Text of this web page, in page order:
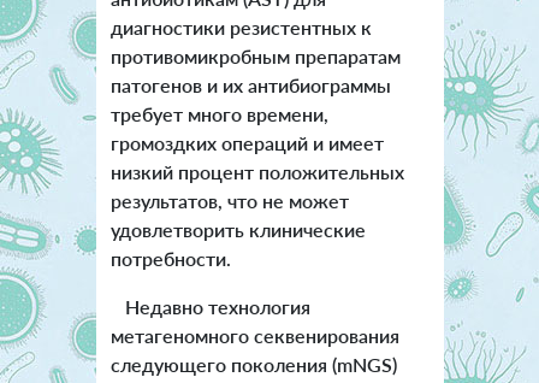
диагностики резистентных к
противомикробным препаратам
патогенов и их антибиограммы
требует много времени,
громоздких операций и имеет
низкий процент положительных
результатов, что не может
удовлетворить клинические
потребности.
Недавно технология
метагеномного секвенирования
следующего поколения (mNGS)